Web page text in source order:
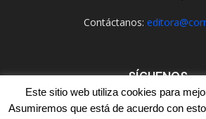
Contáctanos:
SÍGUENOS
Este sitio web utiliza cookies para
Asumiremos que está de acuerdo con